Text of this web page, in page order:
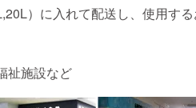
）に入れて配送し、使用す
祉施設など